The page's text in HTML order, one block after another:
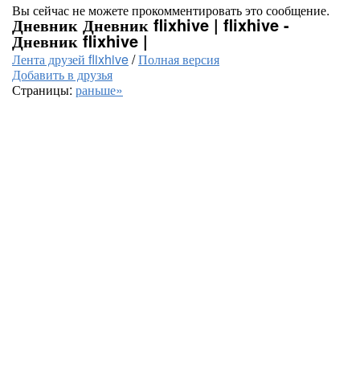
Вы сейчас не можете прокомментировать это сообщение.
Дневник Дневник flixhive | flixhive -
Дневник flixhive |
Лента друзей flixhive/Полная версия
Добавить в друзья
Страницы: раньше»